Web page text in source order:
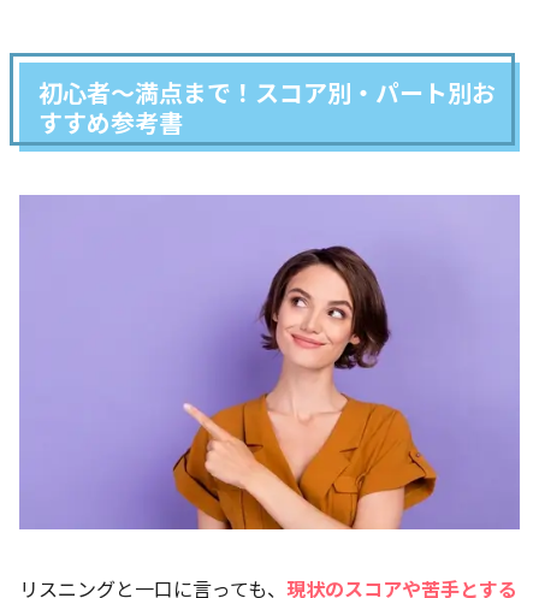
初心者〜満点まで！スコア別・パート別お
すすめ参考書
リスニングと一口に言っても、 現状のスコアや苦手とする